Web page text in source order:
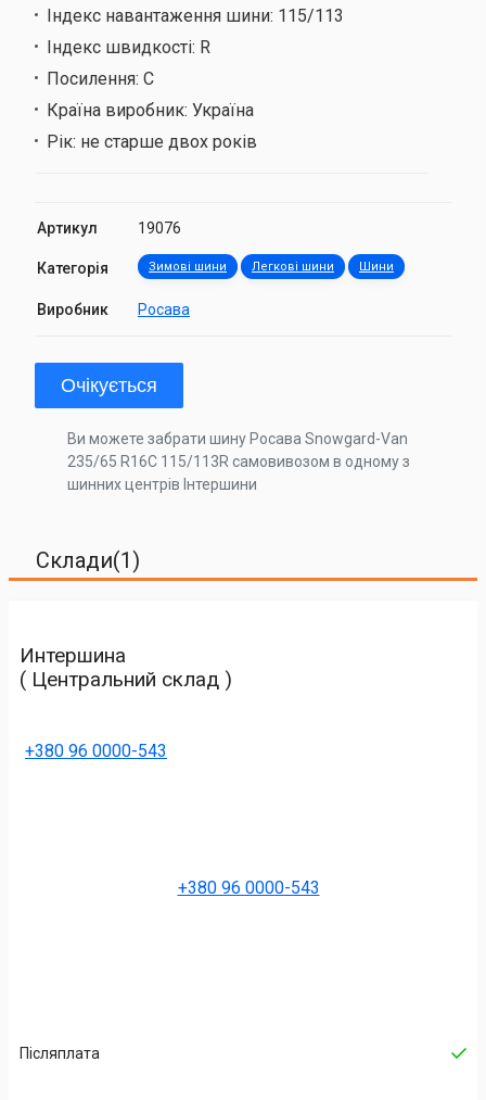
Індекс навантаження шини: 115/113
Індекс швидкості: R
Посилення: C
Країна виробник: Україна
Рік: не старше двох років
Артикул 19076
Категорія Зимові шини Легкові шини Шини
Виробник Росава
Очікується
Ви можете забрати шину Росава Snowgard-Van
235/65 R16C 115/113R самовивозом в одному з
шинних центрів Інтершини
Склади(1)
Интершина
( Центральний склад )
+380 96 0000-543
+380 96 0000-543
Післяплата